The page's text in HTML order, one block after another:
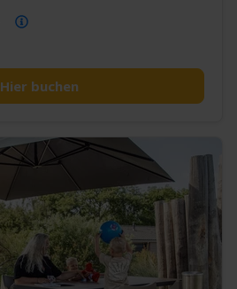
Hier buchen